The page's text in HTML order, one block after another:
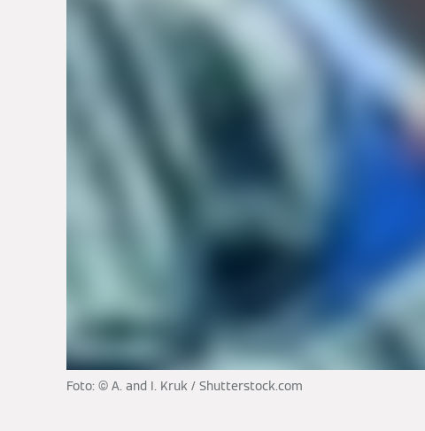
Foto: © A. and I. Kruk / Shutterstock.com